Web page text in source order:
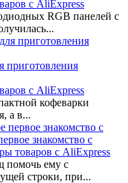
с AliExpress
RGB панелей с
приготовления
с AliExpress
кофеварки
а в...
знакомство с
товаров с AliExpress
помочь ему с
строки, при...